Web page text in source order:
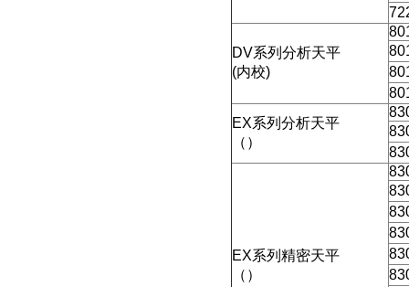
DV系列分析天平
(内校)
EX系列分析天平
（）
EX系列精密天平
（）